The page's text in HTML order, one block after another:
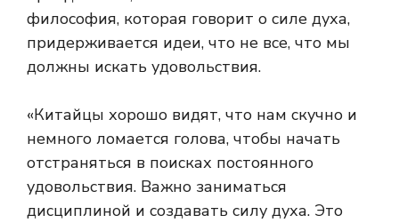
философия, которая говорит о силе духа,
придерживается идеи, что не все, что мы
должны искать удовольствия.
«Китайцы хорошо видят, что нам скучно и
немного ломается голова, чтобы начать
отстраняться в поисках постоянного
удовольствия. Важно заниматься
дисциплиной и создавать силу духа. Это